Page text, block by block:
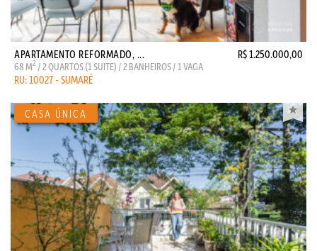
APARTAMENTO REFORMADO, ... R$ 1.250.000,00
68 M2 / 2 QUARTOS (1 SUITE) / 2 BANHEIROS / 1 VAGA
RU: 10027 - SUMARÉ